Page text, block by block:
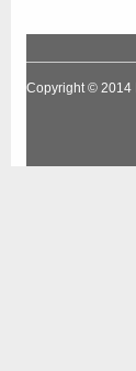
Copyright © 2014